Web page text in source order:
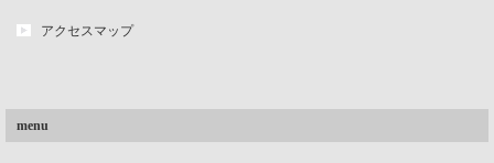
アクセスマップ
menu